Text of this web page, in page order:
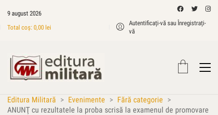
9 august 2026
Total coș: 0,00 lei
Autentificați-vă sau Înregistrați-
vă
Editura Militară > Evenimente > Fără categorie >
ANUNŢ cu rezultatele la proba scrisă la examenul de promovare